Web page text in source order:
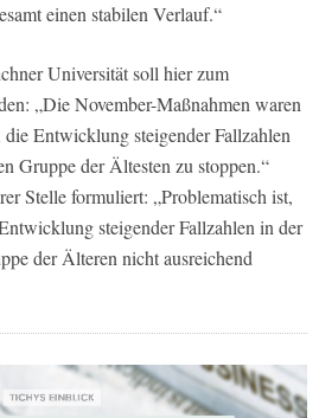
einen stabilen Verlauf.“
Universität soll hier zum
„Die November-Maßnahmen waren
Entwicklung steigender Fallzahlen
Gruppe der Ältesten zu stoppen.“
Stelle formuliert: „Problematisch ist,
steigender Fallzahlen in der
der Älteren nicht ausreichend